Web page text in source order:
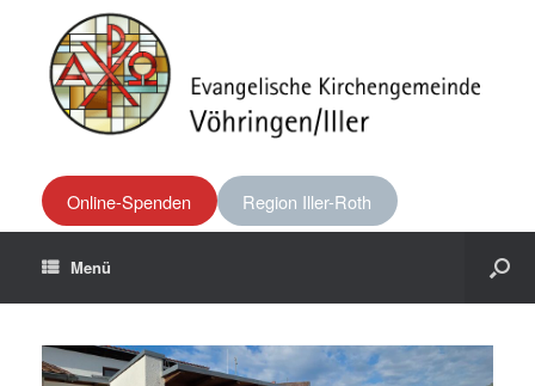
Online-Spenden Region Iller-Roth
Menü